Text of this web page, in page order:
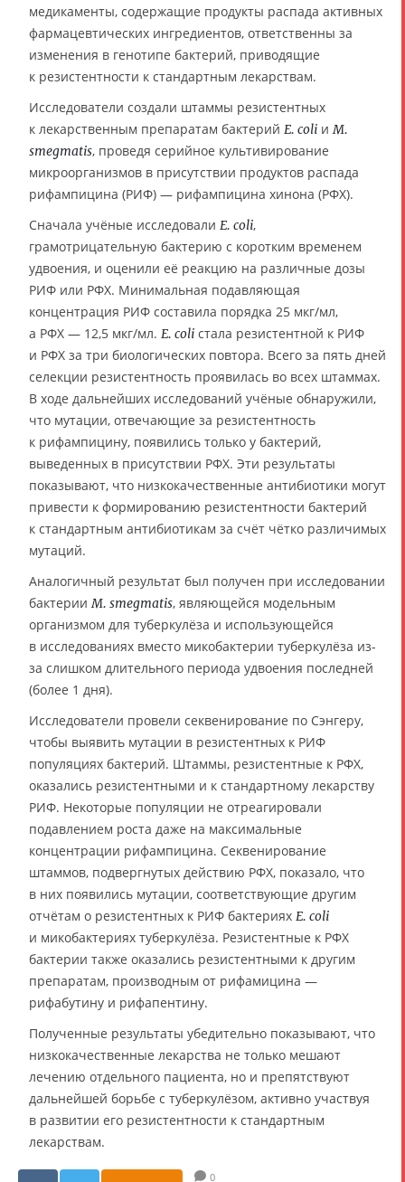
медикаменты, содержащие продукты распада активных
фармацевтических ингредиентов, ответственны за
изменения в генотипе бактерий, приводящие
к резистентности к стандартным лекарствам.
Исследователи создали штаммы резистентных
к лекарственным препаратам бактерий E. coli и M.
smegmatis, проведя серийное культивирование
микроорганизмов в присутствии продуктов распада
рифампицина (РИФ) — рифампицина хинона (РФХ).
Сначала учёные исследовали E. coli,
грамотрицательную бактерию с коротким временем
удвоения, и оценили её реакцию на различные дозы
РИФ или РФХ. Минимальная подавляющая
концентрация РИФ составила порядка 25 мкг/мл,
а РФХ — 12,5 мкг/мл. E. coli стала резистентной к РИФ
и РФХ за три биологических повтора. Всего за пять дней
селекции резистентность проявилась во всех штаммах.
В ходе дальнейших исследований учёные обнаружили,
что мутации, отвечающие за резистентность
к рифампицину, появились только у бактерий,
выведенных в присутствии РФХ. Эти результаты
показывают, что низкокачественные антибиотики могут
привести к формированию резистентности бактерий
к стандартным антибиотикам за счёт чётко различимых
мутаций.
Аналогичный результат был получен при исследовании
бактерии M. smegmatis, являющейся модельным
организмом для туберкулёза и использующейся
в исследованиях вместо микобактерии туберкулёза из-
за слишком длительного периода удвоения последней
(более 1 дня).
Исследователи провели секвенирование по Сэнгеру,
чтобы выявить мутации в резистентных к РИФ
популяциях бактерий. Штаммы, резистентные к РФХ,
оказались резистентными и к стандартному лекарству
РИФ. Некоторые популяции не отреагировали
подавлением роста даже на максимальные
концентрации рифампицина. Секвенирование
штаммов, подвергнутых действию РФХ, показало, что
в них появились мутации, соответствующие другим
отчётам о резистентных к РИФ бактериях E. coli
и микобактериях туберкулёза. Резистентные к РФХ
бактерии также оказались резистентными к другим
препаратам, производным от рифамицина —
рифабутину и рифапентину.
Полученные результаты убедительно показывают, что
низкокачественные лекарства не только мешают
лечению отдельного пациента, но и препятствуют
дальнейшей борьбе с туберкулёзом, активно участвуя
в развитии его резистентности к стандартным
лекарствам.
0